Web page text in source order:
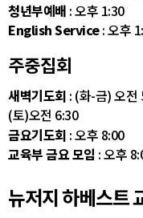
청년부예배 : 오후 1:30
English Service: 오후
주중집회
새벽기도회 : (화-금) 오전
(토)오전 6:30
금요기도회 : 오후 8:00
교육부 금요 모임 : 오후
뉴저지 하베스트